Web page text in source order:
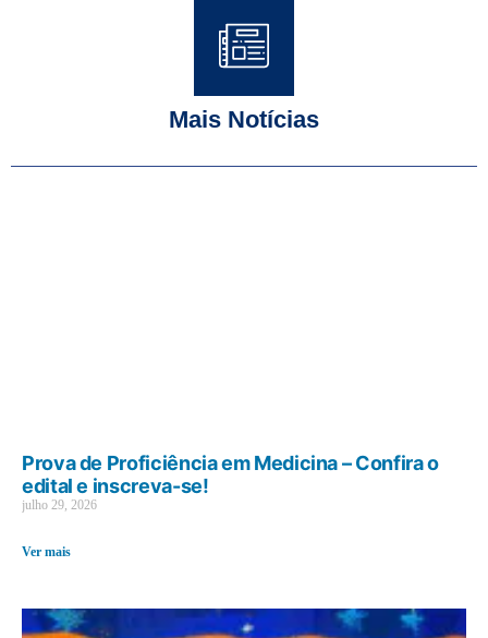
Mais Notícias
Prova de Proficiência em Medicina – Confira o
edital e inscreva-se!
julho 29, 2026
Ver mais